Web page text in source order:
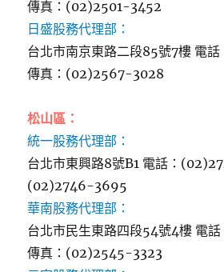
傳真：(02)2501-3452
日盛股務代理部：
台北市南京東路二段85號7樓 電
傳真：(02)2567-3028
松山區：
統一股務代理部：
台北市東興路8號B1 電話：
(02)2746-3695
華南股務代理部：
台北市民生東路四段54號4樓 電
傳真：(02)2545-3323